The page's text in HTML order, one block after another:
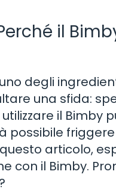
il
degli
una sfida:
il Bimby
possibile
articolo,
con il Bimby.